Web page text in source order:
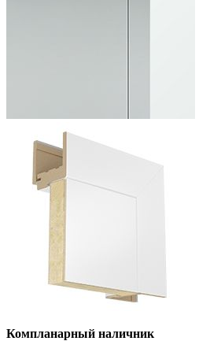
Компланарный наличник